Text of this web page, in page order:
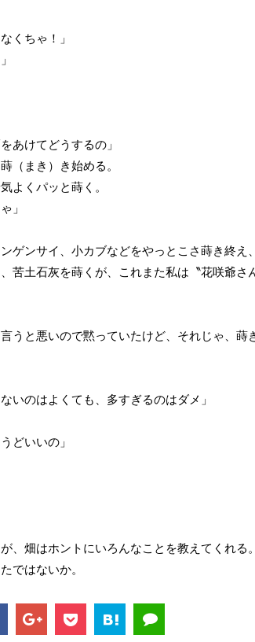
くちゃ！」
あけてどうするの」
（まき）き始める。
よくパッと蒔く。
」
ゲンサイ、小カブなどをやっとこさ蒔き終え
苦土石灰を蒔くが、これまた私は〝花咲爺さ
うと悪いので黙っていたけど、それじゃ、蒔
いのはよくても、多すぎるのはダメ」
どいいの」
畑はホントにいろんなことを教えてくれる。
ではないか。